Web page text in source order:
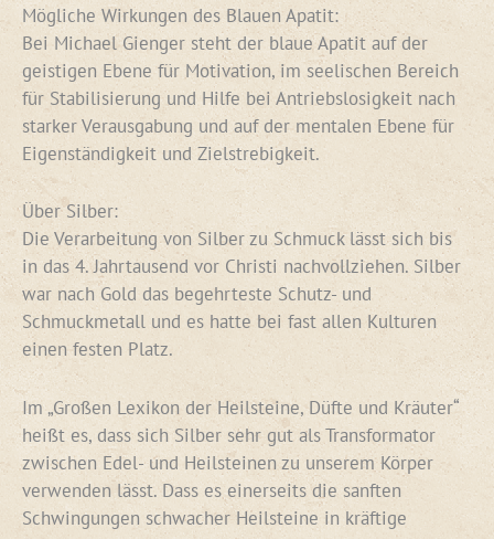
Mögliche Wirkungen des Blauen Apatit:
Bei Michael Gienger steht der blaue Apatit auf der
geistigen Ebene für Motivation, im seelischen Bereich
für Stabilisierung und Hilfe bei Antriebslosigkeit nach
starker Verausgabung und auf der mentalen Ebene für
Eigenständigkeit und Zielstrebigkeit.
Über Silber:
Die Verarbeitung von Silber zu Schmuck lässt sich bis
in das 4. Jahrtausend vor Christi nachvollziehen. Silber
war nach Gold das begehrteste Schutz- und
Schmuckmetall und es hatte bei fast allen Kulturen
einen festen Platz.
Im „Großen Lexikon der Heilsteine, Düfte und Kräuter“
heißt es, dass sich Silber sehr gut als Transformator
zwischen Edel- und Heilsteinen zu unserem Körper
verwenden lässt. Dass es einerseits die sanften
Schwingungen schwacher Heilsteine in kräftige